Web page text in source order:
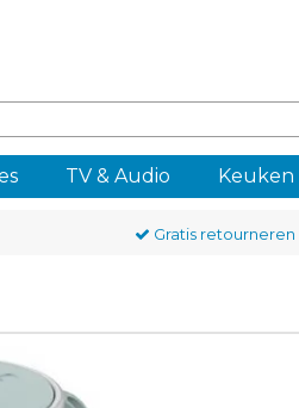
TV & Audio Keuken
Gratis retourneren